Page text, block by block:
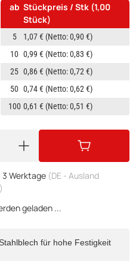
ab Stückpreis / Stk (1,00
Stück)
5 1,07 € (Netto: 0,90 €)
10 0,99 € (Netto: 0,83 €)
25 0,86 € (Netto: 0,72 €)
50 0,74 € (Netto: 0,62 €)
100 0,61 € (Netto: 0,51 €)
3 Werktage (DE - Ausland
geladen ...
für hohe Festigkeit